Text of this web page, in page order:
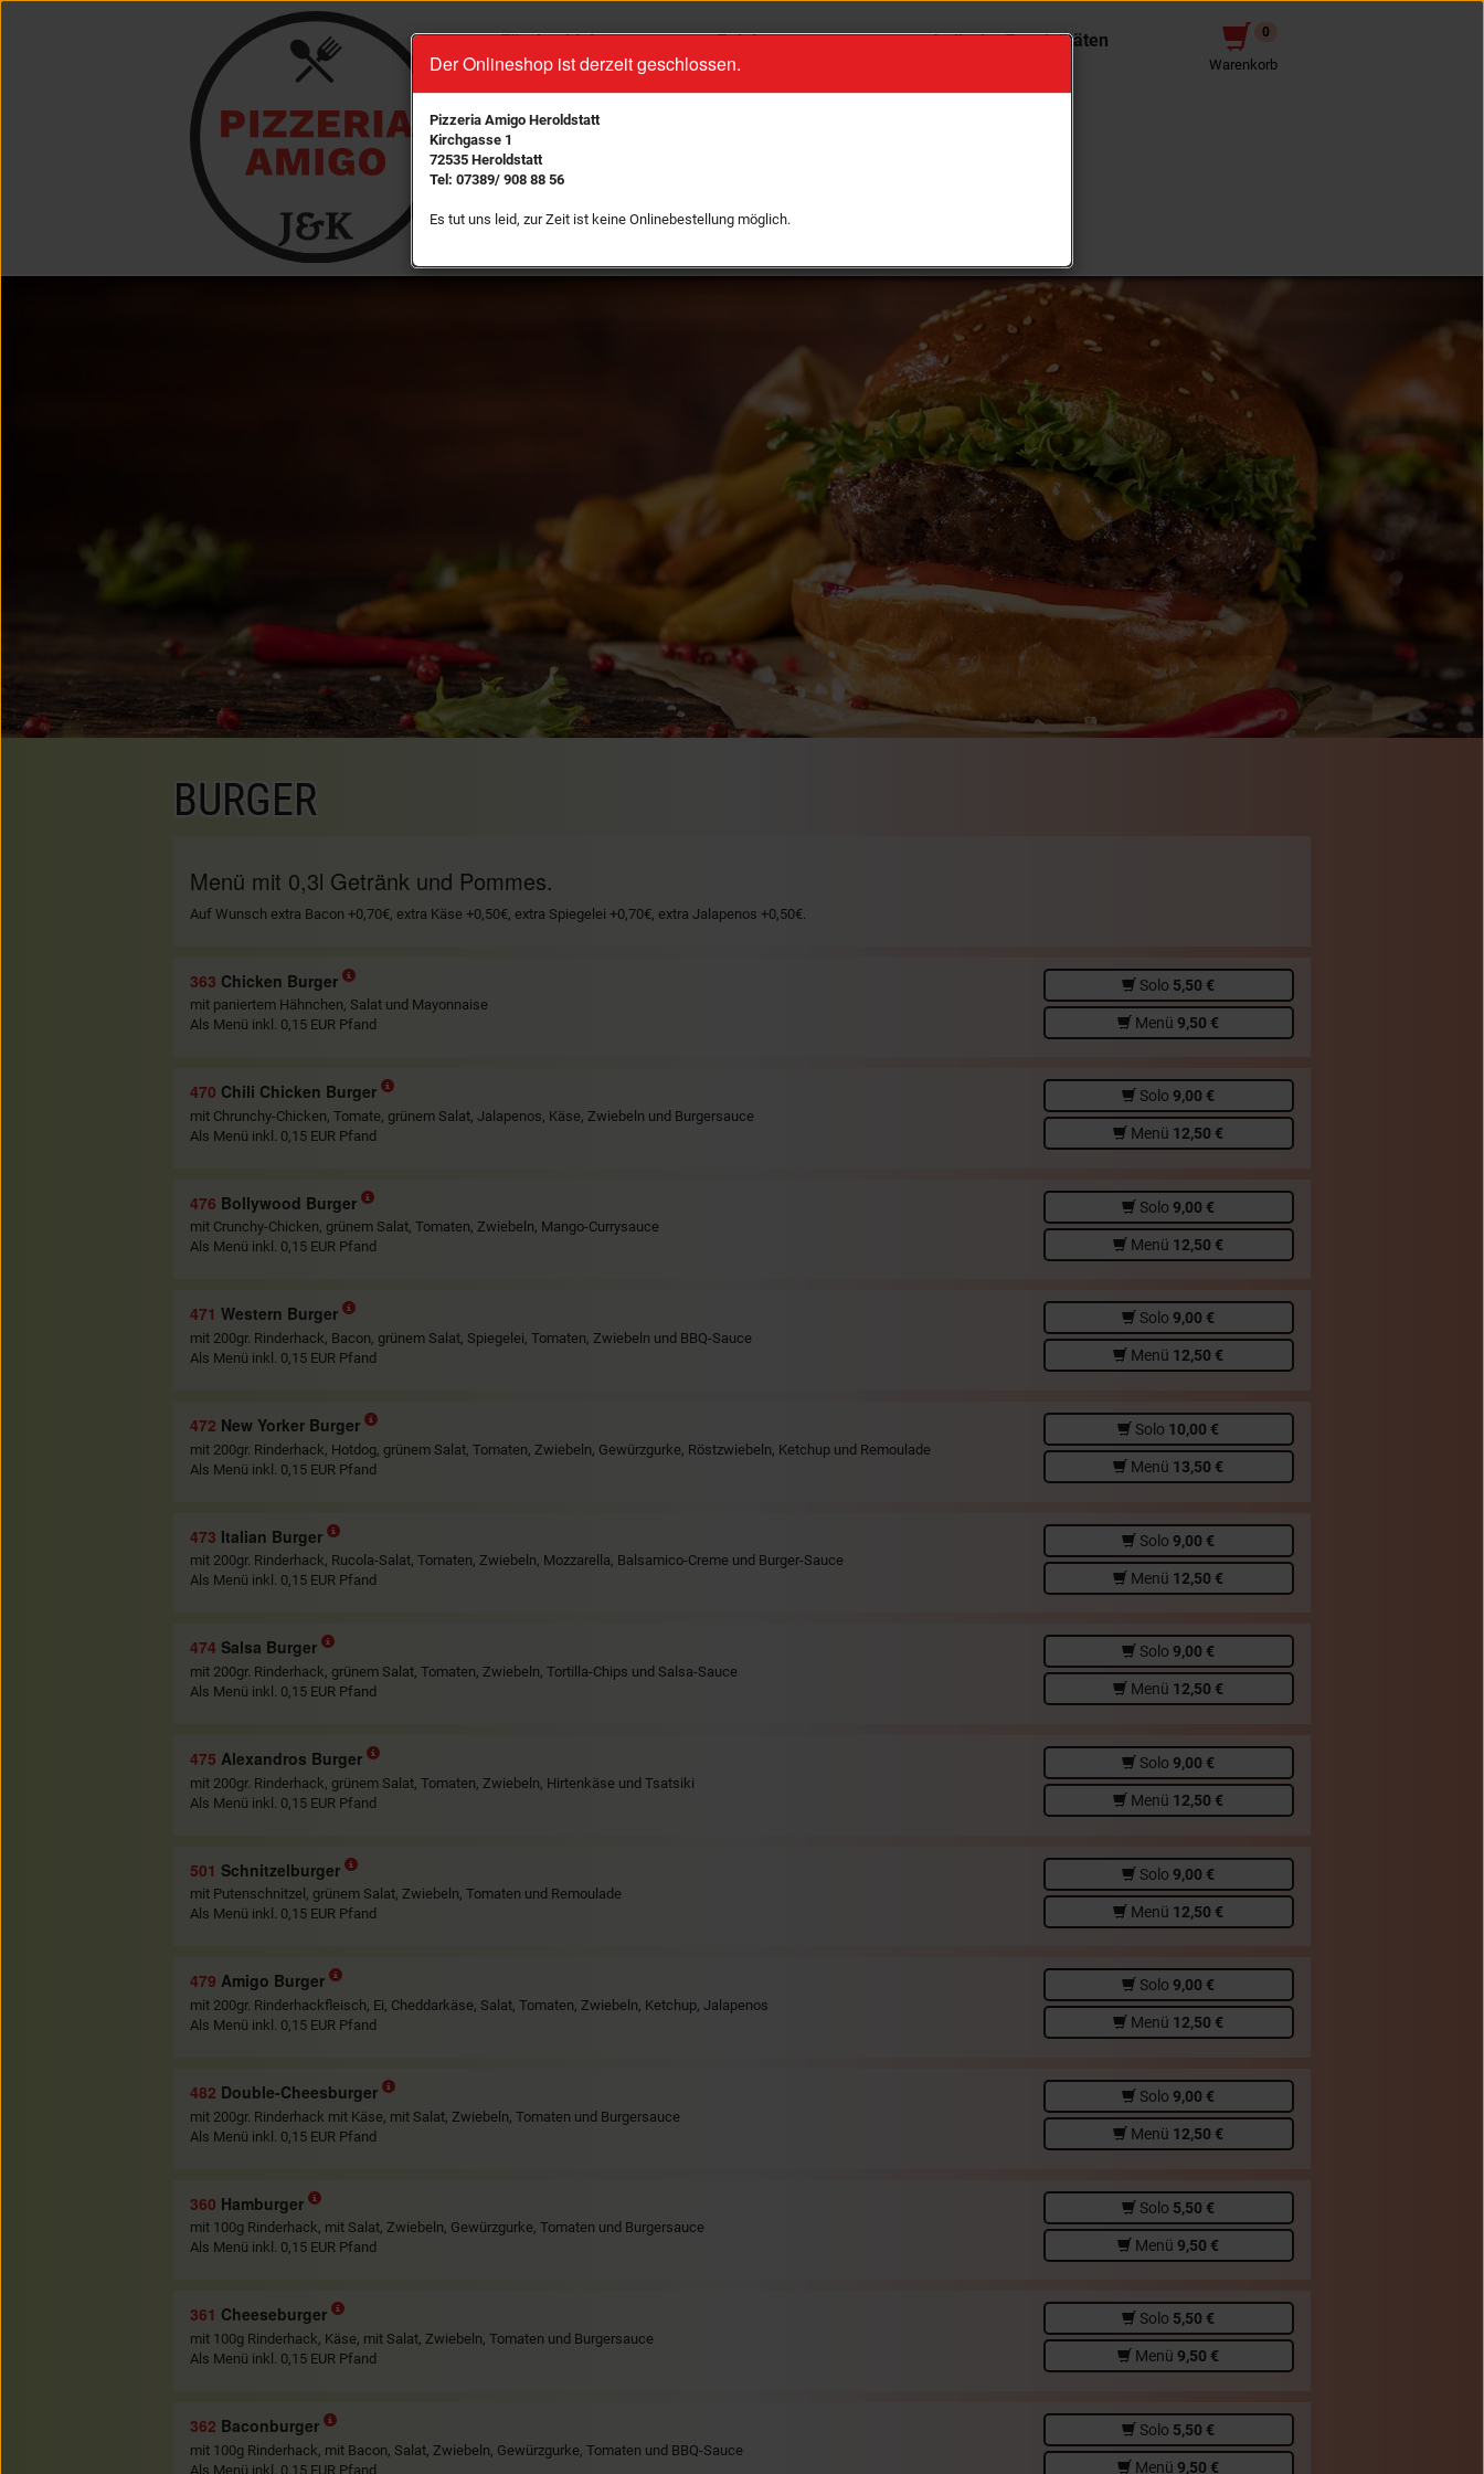
Der Onlineshop ist derzeit geschlossen.
Pizzeria Amigo Heroldstatt
Kirchgasse 1
72535 Heroldstatt
Tel: 07389/ 908 88 56
Es tut uns leid, zur Zeit ist keine Onlinebestellung möglich.
Für den kleinen
Hunger
Pizzabrötchen
Auflauf
Pasta
Salate
Indische Spezialitäten
0
Warenkorb
BURGER
Menü mit 0,3l Getränk und Pommes.
Auf Wunsch extra Bacon +0,70€, extra Käse +0,50€, extra Spiegelei +0,70€, extra Jalapenos +0,50€.
363 Chicken Burger
mit paniertem Hähnchen, Salat und Mayonnaise
Als Menü inkl. 0,15 EUR Pfand
Solo 5,50 €
Menü 9,50 €
470 Chili Chicken Burger
mit Chrunchy-Chicken, Tomate, grünem Salat, Jalapenos, Käse, Zwiebeln und Burgersauce
Als Menü inkl. 0,15 EUR Pfand
Solo 9,00 €
Menü 12,50 €
476 Bollywood Burger
mit Crunchy-Chicken, grünem Salat, Tomaten, Zwiebeln, Mango-Currysauce
Als Menü inkl. 0,15 EUR Pfand
Solo 9,00 €
Menü 12,50 €
471 Western Burger
mit 200gr. Rinderhack, Bacon, grünem Salat, Spiegelei, Tomaten, Zwiebeln und BBQ-Sauce
Als Menü inkl. 0,15 EUR Pfand
Solo 9,00 €
Menü 12,50 €
472 New Yorker Burger
mit 200gr. Rinderhack, Hotdog, grünem Salat, Tomaten, Zwiebeln, Gewürzgurke, Röstzwiebeln, Ketchup und Remoulade
Als Menü inkl. 0,15 EUR Pfand
Solo 10,00 €
Menü 13,50 €
473 Italian Burger
mit 200gr. Rinderhack, Rucola-Salat, Tomaten, Zwiebeln, Mozzarella, Balsamico-Creme und Burger-Sauce
Als Menü inkl. 0,15 EUR Pfand
Solo 9,00 €
Menü 12,50 €
474 Salsa Burger
mit 200gr. Rinderhack, grünem Salat, Tomaten, Zwiebeln, Tortilla-Chips und Salsa-Sauce
Als Menü inkl. 0,15 EUR Pfand
Solo 9,00 €
Menü 12,50 €
475 Alexandros Burger
mit 200gr. Rinderhack, grünem Salat, Tomaten, Zwiebeln, Hirtenkäse und Tsatsiki
Als Menü inkl. 0,15 EUR Pfand
Solo 9,00 €
Menü 12,50 €
501 Schnitzelburger
mit Putenschnitzel, grünem Salat, Zwiebeln, Tomaten und Remoulade
Als Menü inkl. 0,15 EUR Pfand
Solo 9,00 €
Menü 12,50 €
479 Amigo Burger
mit 200gr. Rinderhackfleisch, Ei, Cheddarkäse, Salat, Tomaten, Zwiebeln, Ketchup, Jalapenos
Als Menü inkl. 0,15 EUR Pfand
Solo 9,00 €
Menü 12,50 €
482 Double-Cheesburger
mit 200gr. Rinderhack mit Käse, mit Salat, Zwiebeln, Tomaten und Burgersauce
Als Menü inkl. 0,15 EUR Pfand
Solo 9,00 €
Menü 12,50 €
360 Hamburger
mit 100g Rinderhack, mit Salat, Zwiebeln, Gewürzgurke, Tomaten und Burgersauce
Als Menü inkl. 0,15 EUR Pfand
Solo 5,50 €
Menü 9,50 €
361 Cheeseburger
mit 100g Rinderhack, Käse, mit Salat, Zwiebeln, Tomaten und Burgersauce
Als Menü inkl. 0,15 EUR Pfand
Solo 5,50 €
Menü 9,50 €
362 Baconburger
mit 100g Rinderhack, mit Bacon, Salat, Zwiebeln, Gewürzgurke, Tomaten und BBQ-Sauce
Als Menü inkl. 0,15 EUR Pfand
Solo 5,50 €
Menü 9,50 €